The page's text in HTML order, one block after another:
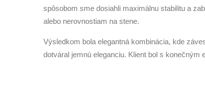
spôsobom sme dosiahli maximálnu stabilitu a
alebo nerovnostiam na stene.
Výsledkom bola elegantná kombinácia, kde
dotváral jemnú eleganciu. Klient bol s